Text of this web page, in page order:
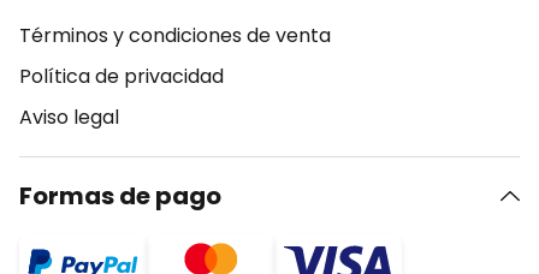
Términos y condiciones de venta
Política de privacidad
Aviso legal
Formas de pago